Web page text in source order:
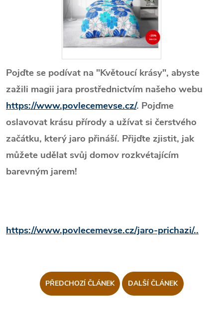
Pojďte se podívat na "Květoucí krásy", abyste
zažili magii jara prostřednictvím našeho webu
https://www.povlecemevse.cz/. Pojďme
oslavovat krásu přírody a užívat si čerstvého
začátku, který jaro přináší. Přijďte zjistit, jak
můžete udělat svůj domov rozkvétajícím
barevným jarem!
https://www.povlecemevse.cz/jaro-prichazi/..
PŘEDCHOZÍ ČLÁNEK DALŠÍ ČLÁNEK